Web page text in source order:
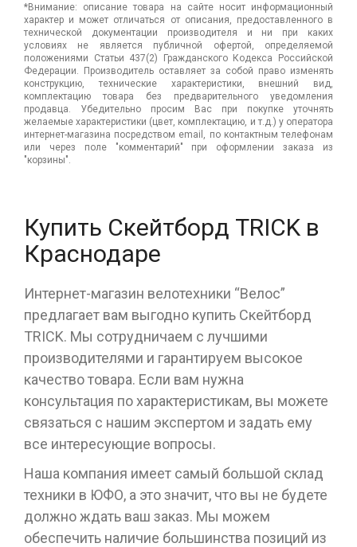
*Внимание: описание товара на сайте носит информационный
характер и может отличаться от описания, предоставленного в
технической документации производителя и ни при каких
условиях не является публичной офертой, определяемой
положениями Статьи 437(2) Гражданского Кодекса Российской
Федерации. Производитель оставляет за собой право изменять
конструкцию, технические характеристики, внешний вид,
комплектацию товара без предварительного уведомления
продавца. Убедительно просим Вас при покупке уточнять
желаемые характеристики (цвет, комплектацию, и т.д.) у оператора
интернет-магазина посредством email, по контактным телефонам
или через поле "комментарий" при оформлении заказа из
"корзины".
Купить Скейтборд TRICK в
Краснодаре
Интернет-магазин велотехники “Велос”
предлагает вам выгодно купить Скейтборд
TRICK. Мы сотрудничаем с лучшими
производителями и гарантируем высокое
качество товара. Если вам нужна
консультация по характеристикам, вы можете
связаться с нашим экспертом и задать ему
все интересующие вопросы.
Наша компания имеет самый большой склад
техники в ЮФО, а это значит, что вы не будете
должно ждать ваш заказ. Мы можем
обеспечить наличие большинства позиций из